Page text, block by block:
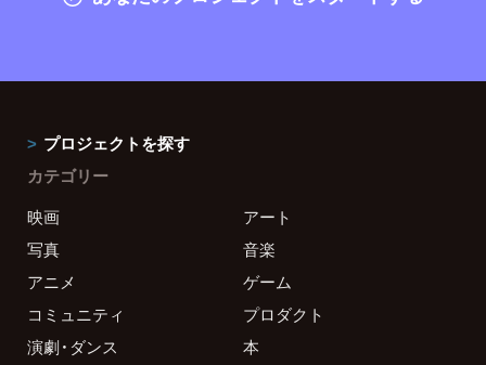
プロジェクトを探す
カテゴリー
映画
アート
写真
音楽
アニメ
ゲーム
コミュニティ
プロダクト
演劇・ダンス
本